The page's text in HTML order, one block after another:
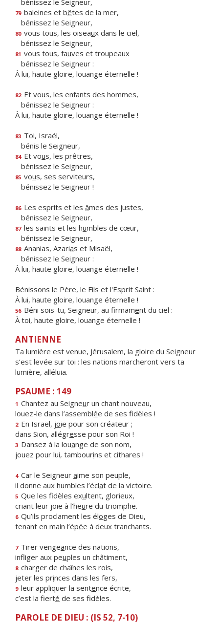
bénissez le Seigneur,
79 baleines et bêtes de la mer,
bénissez le Seigneur,
80 vous tous, les oiseaux dans le ciel,
bénissez le Seigneur,
81 vous tous, fauves et troupeaux
bénissez le Seigneur :
À lui, haute gloire, louange éternelle !
82 Et vous, les enfants des hommes,
bénissez le Seigneur :
À lui, haute gloire, louange éternelle !
83 Toi, Israël,
bénis le Seigneur,
84 Et vous, les prêtres,
bénissez le Seigneur,
85 vous, ses serviteurs,
bénissez le Seigneur !
86 Les esprits et les âmes des justes,
bénissez le Seigneur,
87 les saints et les humbles de cœur,
bénissez le Seigneur,
88 Ananias, Azarias et Misaël,
bénissez le Seigneur :
À lui, haute gloire, louange éternelle !
Bénissons le Père, le Fils et l'Esprit Saint :
À lui, haute gloire, louange éternelle !
56 Béni sois-tu, Seigneur, au firmament du ciel :
À toi, haute gloire, louange éternelle !
ANTIENNE
Ta lumière est venue, Jérusalem, la gloire du Seigneur
s’est levée sur toi : les nations marcheront vers ta
lumière, alléluia.
PSAUME : 149
1 Chantez au Seigneur un chant nouveau,
louez-le dans l’assemblée de ses fidèles !
2 En Israël, joie pour son créateur ;
dans Sion, allégresse pour son Roi !
3 Dansez à la louange de son nom,
jouez pour lui, tambourins et cithares !
4 Car le Seigneur aime son peuple,
il donne aux humbles l’éclat de la victoire.
5 Que les fidèles exultent, glorieux,
criant leur joie à l’heure du triomphe.
6 Qu’ils proclament les éloges de Dieu,
tenant en main l’épée à deux tranchants.
7 Tirer vengeance des nations,
infliger aux peuples un châtiment,
8 charger de chaînes les rois,
jeter les princes dans les fers,
9 leur appliquer la sentence écrite,
c’est la fierté de ses fidèles.
PAROLE DE DIEU : (IS 52, 7-10)